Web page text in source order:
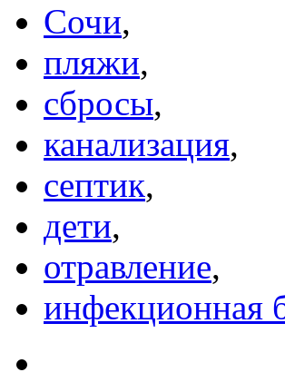
Сочи,
пляжи,
сбросы,
канализация,
септик,
дети,
отравление,
инфекционная